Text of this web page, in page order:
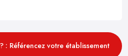
: Référencez votre établissement